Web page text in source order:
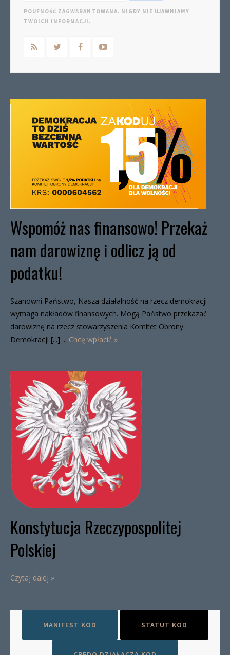
POUFNOŚĆ ZAGWARANTOWANA. NIGDY NIE UJAWNIAMY
TWOICH INFORMACJI.
Wspomóż nas finansowo! Przekaż
nam darowiznę i odlicz ją od
podatku!
Szanowni Państwo, Nasza działalność na rzecz demokracji
wymaga nakładów finansowych. Mogą Państwo przekazać
darowiznę na rzecz stowarzyszenia Komitet Obrony
Demokracji [...] ... Chcę wpłacić »
Konstytucja Rzeczypospolitej
Polskiej
Czytaj dalej »
MANIFEST KOD STATUT KOD